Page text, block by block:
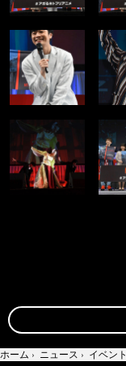
ホーム › ニュース › イベント